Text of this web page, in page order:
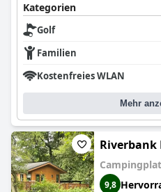
Kategorien
Golf
Familien
Kostenfreies WLAN
Mehr
Riverbank
9,8